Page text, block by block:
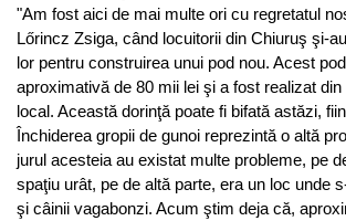
"Am fost aici de mai multe ori cu regretatul
Lőrincz Zsiga, când locuitorii din Chiuruş şi-
lor pentru construirea unui pod nou. Acest
aproximativă de 80 mii lei şi a fost realizat din
local. Această dorinţă poate fi bifată astăzi,
Închiderea gropii de gunoi reprezintă o altă
jurul acesteia au existat multe probleme, pe
spaţiu urât, pe de altă parte, era un loc unde
şi câinii vagabonzi. Acum ştim deja că,